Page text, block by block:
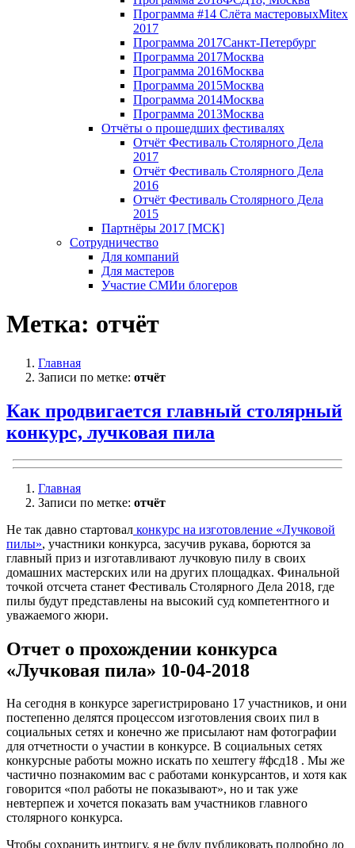
Программа #14 Слёта мастеровыхMitex
2017
Программа 2017Санкт-Петербург
Программа 2017Москва
Программа 2016Москва
Программа 2015Москва
Программа 2014Москва
Программа 2013Москва
Отчёты о прошедших фестивалях
Отчёт Фестиваль Столярного Дела
2017
Отчёт Фестиваль Столярного Дела
2016
Отчёт Фестиваль Столярного Дела
2015
Партнёры 2017 [МСК]
Сотрудничество
Для компаний
Для мастеров
Участие СМИи блогеров
Метка: отчёт
Главная
Записи по метке: отчёт
Как продвигается главный столярный
конкурс, лучковая пила
Главная
Записи по метке: отчёт
Не так давно стартовал конкурс на изготовление «Лучковой
пилы», участники конкурса, засучив рукава, борются за
главный приз и изготавливают лучковую пилу в своих
домашних мастерских или на других площадках. Финальной
точкой отсчета станет Фестиваль Столярного Дела 2018, где
пилы будут представлены на высокий суд компетентного и
уважаемого жюри.
Отчет о прохождении конкурса
«Лучковая пила» 10-04-2018
На сегодня в конкурсе зарегистрировано 17 участников, и они
постепенно делятся процессом изготовления своих пил в
социальных сетях и конечно же присылают нам фотографии
для отчетности о участии в конкурсе. В социальных сетях
конкурсные работы можно искать по хештегу #фсд18 . Мы же
частично познакомим вас с работами конкурсантов, и хотя как
говорится «пол работы не показывают», но и так уже
невтерпеж и хочется показать вам участников главного
столярного конкурса.
Чтобы сохранить интригу, я не буду публиковать подробно до